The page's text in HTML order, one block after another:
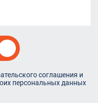
соглашения и
персональных данных